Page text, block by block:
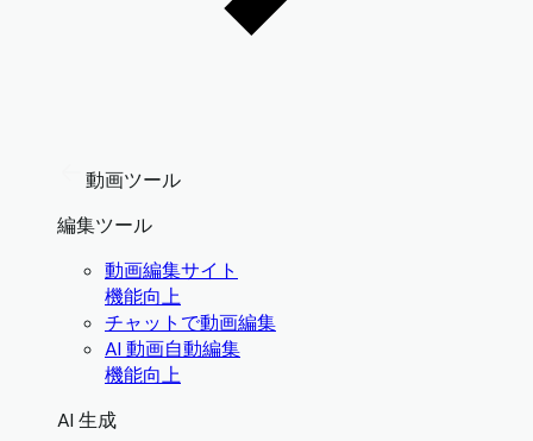
動画ツール
編集ツール
動画編集サイト
機能向上
チャットで動画編集
AI 動画自動編集
機能向上
AI 生成